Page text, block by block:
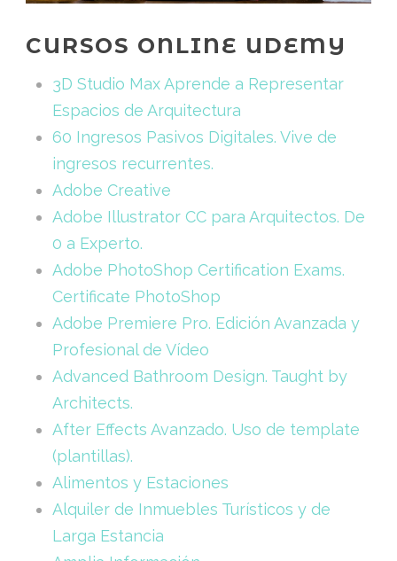
CURSOS ONLINE UDEMY
3D Studio Max Aprende a Representar
Espacios de Arquitectura
60 Ingresos Pasivos Digitales. Vive de
ingresos recurrentes.
Adobe Creative
Adobe Illustrator CC para Arquitectos. De
0 a Experto.
Adobe PhotoShop Certification Exams.
Certificate PhotoShop
Adobe Premiere Pro. Edición Avanzada y
Profesional de Vídeo
Advanced Bathroom Design. Taught by
Architects.
After Effects Avanzado. Uso de template
(plantillas).
Alimentos y Estaciones
Alquiler de Inmuebles Turísticos y de
Larga Estancia